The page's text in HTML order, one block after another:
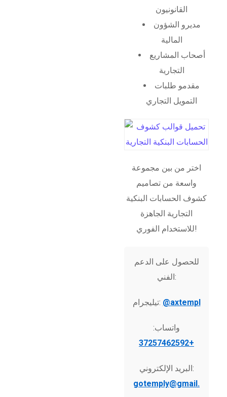
القانونيون
مديرو الشؤون
المالية
أصحاب المشاريع
التجارية
مقدمو طلبات
التمويل التجاري
اختر من بين مجموعة
واسعة من تصاميم
كشوف الحسابات البنكية
التجارية الجاهزة
للاستخدام الفوري!
للحصول على الدعم
الفني:
تيليجرام: @axtempl
واتساب:
+37257462592
البريد الإلكتروني:
gotemply@gmail.